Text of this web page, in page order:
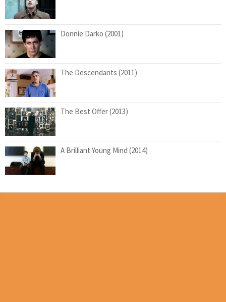
Donnie Darko (2001)
The Descendants (2011)
The Best Offer (2013)
A Brilliant Young Mind (2014)